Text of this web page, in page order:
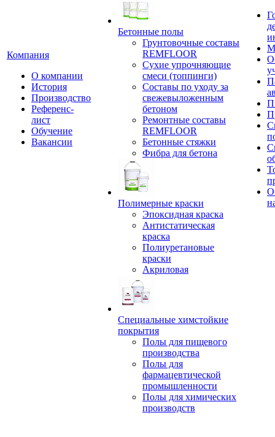
Компания
О компании
История
Производство
Референс-
лист
Обучение
Вакансии
Бетонные полы
Грунтовочные составы
REMFLOOR
Сухие упрочняющие
смеси (топпинги)
Составы по уходу за
свежевыложенным
бетоном
Ремонтные составы
REMFLOOR
Бетонные стяжки
Фибра для бетона
Полимерные краски
Эпоксидная краска
Антистатическая
краска
Полиуретановые
краски
Акриловая
Специальные химстойкие
покрытия
Полы для пищевого
производства
Полы для
фармацевтической
промышленности
Полы для химических
производств